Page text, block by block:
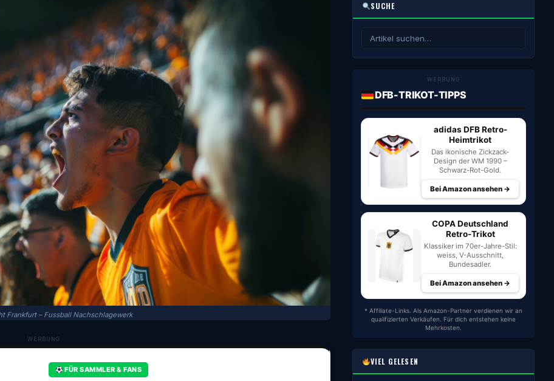
Frankfurt – Fussball Nachschlagewerk
WERBUNG
FÜR SAMMLER & FANS
SUCHE
WERBUNG
DFB-TRIKOT-TIPPS
adidas DFB Retro-
Heimtrikot
Das ikonische Zickzack-
Design der WM 1990 –
Schwarz-Rot-Gold.
Bei Amazon ansehen →
COPA Deutschland
Retro-Trikot
Klassiker im 70er-Jahre-Stil:
weiss, V-Ausschnitt,
Bundesadler.
Bei Amazon ansehen →
* Affiliate-Links. Als Amazon-Partner verdienen wir an
qualifizierten Verkäufen. Für dich entstehen keine
Mehrkosten.
VIEL GELESEN